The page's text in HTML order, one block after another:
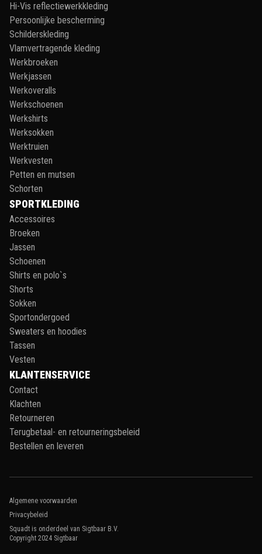
Hi-Vis reflectiewerkkleding
Persoonlijke bescherming
Schilderskleding
Vlamvertragende kleding
Werkbroeken
Werkjassen
Werkoveralls
Werkschoenen
Werkshirts
Werksokken
Werktruien
Werkvesten
Petten en mutsen
Schorten
SPORTKLEDING
Accessoires
Broeken
Jassen
Schoenen
Shirts en polo`s
Shorts
Sokken
Sportondergoed
Sweaters en hoodies
Tassen
Vesten
KLANTENSERVICE
Contact
Klachten
Retourneren
Terugbetaal- en retourneringsbeleid
Bestellen en leveren
Algemene voorwaarden
Privacybeleid
Squadt is onderdeel van Sigtbaar B.V.
Copyright 2024 Sigtbaar